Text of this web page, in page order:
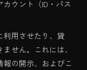
ウント（ID・パス
利用させたり、貸
せん。これには、
の開示、およびこ